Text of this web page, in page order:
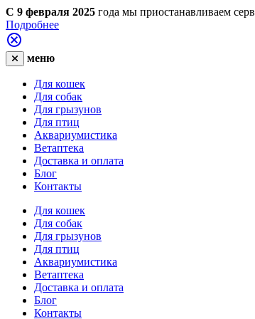
С 9 февраля 2025 года мы приостанавливаем
Подробнее
меню
Для кошек
Для собак
Для грызунов
Для птиц
Аквариумистика
Ветаптека
Доставка и оплата
Блог
Контакты
Для кошек
Для собак
Для грызунов
Для птиц
Аквариумистика
Ветаптека
Доставка и оплата
Блог
Контакты